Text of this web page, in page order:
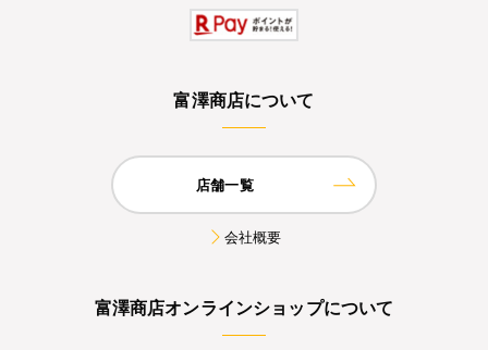
富澤商店について
店舗一覧
会社概要
富澤商店オンラインショップについて